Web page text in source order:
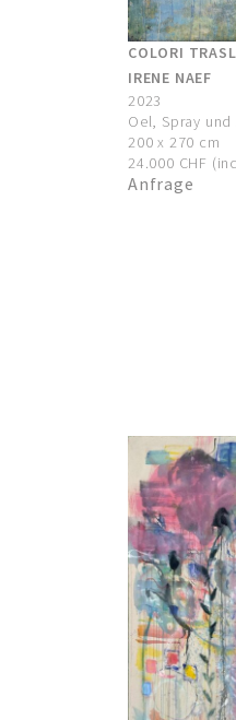
COLORI
IRENE NAEF
2023
Oel, Spray
200 x 270 cm
24.000 CHF
Anfrage